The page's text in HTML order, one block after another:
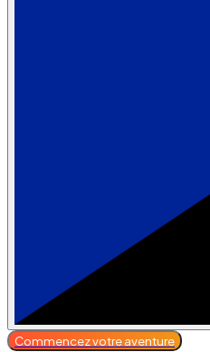
Commencez votre aventure